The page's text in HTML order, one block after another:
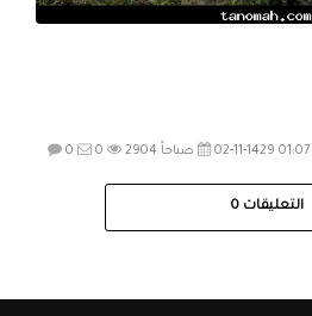
02-11-1429 01:07 صباحاً
0 0 2904
التعليقات 0